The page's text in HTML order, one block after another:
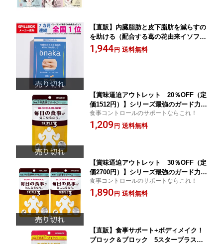
【直販】内臓脂肪と皮下脂肪を減らすの
を助ける（配合する葛の花由来イソフラ
ボンによる機能性）！onaka（おなか）
機能性表示食品 葛の花イソフラボンと
1,944 円 送料無料
【賞味逼迫アウトレット 20％OFF（定
価1512円）】シリーズ最強のガード力！
ブロック＆ブロック トリプル3（60
粒）シリーズ累計450万個突破！|サプリ
食事コントロールのサポートならこれ！
1,209 円 送料無料
【賞味逼迫アウトレット 30％OFF（定
価2700円）】シリーズ最強のガード力！
ブロック＆ブロック トリプル3（60
粒） 2個セット シリーズ累計450万個突
食事コントロールのサポートならこれ！
1,890 円 送料無料
【直販】食事サポート+ボディメイク！
ブロック＆ブロック 5スタープラス（6